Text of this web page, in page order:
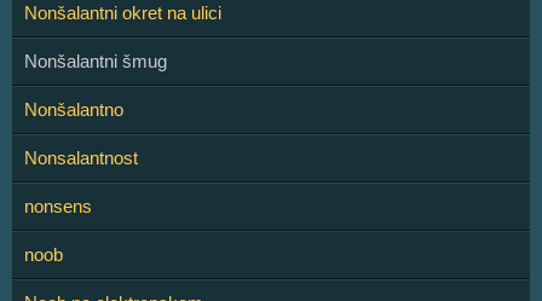
Nonšalantni okret na ulici
Nonšalantni šmug
Nonšalantno
Nonsalantnost
nonsens
noob